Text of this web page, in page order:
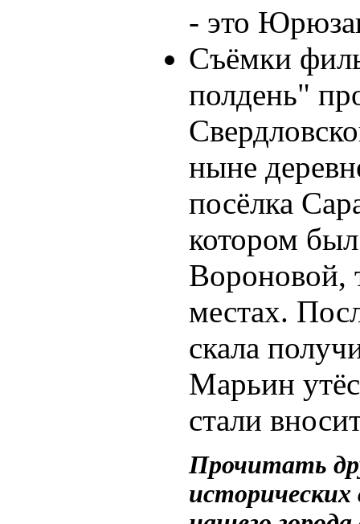
- это
Съёмки
полдень"
ныне
посёлка
котором
Вороновой,
местах.
скала
Марьин
стали
Прочитать